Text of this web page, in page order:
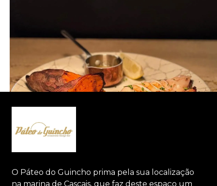
O Páteo do Guincho prima pela sua localização
na marina de Cascais, que faz deste espaço um